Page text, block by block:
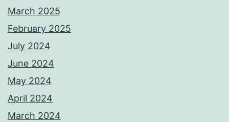
March 2025
February 2025
July 2024
June 2024
May 2024
April 2024
March 2024